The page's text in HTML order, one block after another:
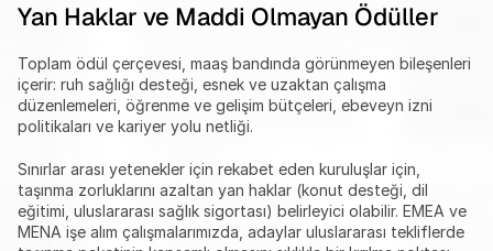
Yan Haklar ve Maddi Olmayan Ödüller
Toplam ödül çerçevesi, maaş bandında görünmeyen bileşenleri
içerir: ruh sağlığı desteği, esnek ve uzaktan çalışma
düzenlemeleri, öğrenme ve gelişim bütçeleri, ebeveyn izni
politikaları ve kariyer yolu netliği.
Sınırlar arası yetenekler için rekabet eden kuruluşlar için,
taşınma zorluklarını azaltan yan haklar (konut desteği, dil
eğitimi, uluslararası sağlık sigortası) belirleyici olabilir. EMEA ve
MENA işe alım çalışmalarımızda, adaylar uluslararası tekliflerde